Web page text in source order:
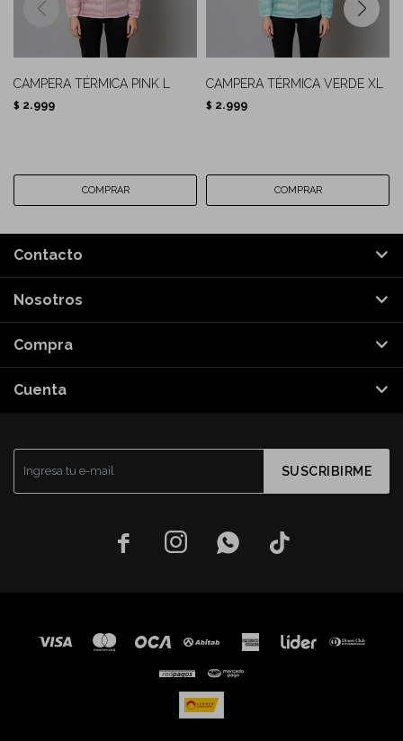
CAMPERA TÉRMICA PINK L
$ 2.999
CAMPERA TÉRMICA VERDE XL
$ 2.999
SUSCRIBIRME
   
Contacto
Nosotros
Compra
Cuenta